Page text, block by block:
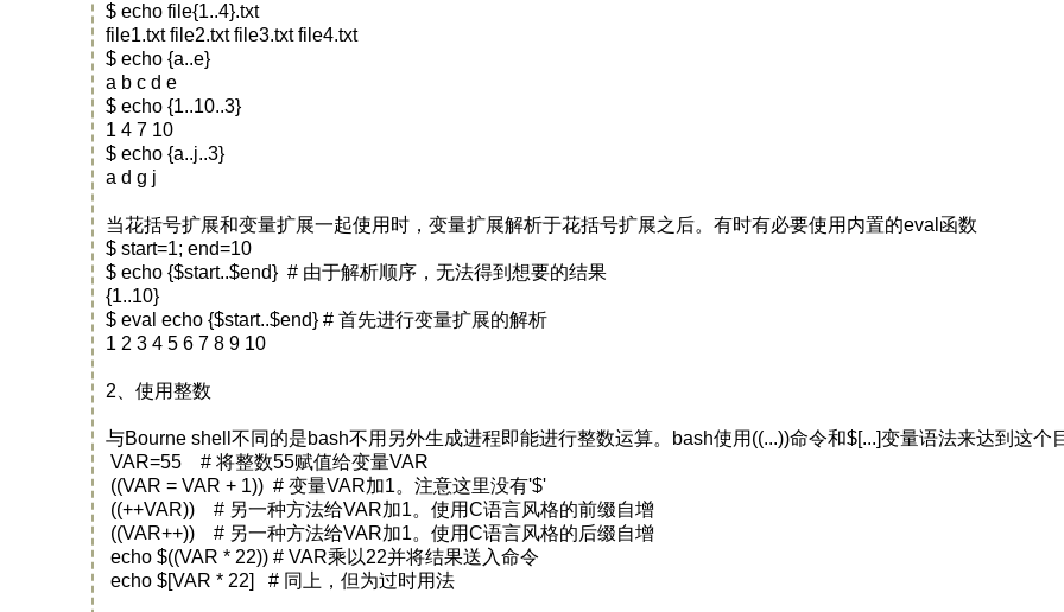
$ echo file{1..4}.txt
file1.txt file2.txt file3.txt file4.txt
$ echo {a..e}
a b c d e
$ echo {1..10..3}
1 4 7 10
$ echo {a..j..3}
a d g j
当花括号扩展和变量扩展一起使用时，变量扩展解析于花括号扩展之后。有时有必要使用内置的eval函数
$ start=1; end=10
$ echo {$start..$end} # 由于解析顺序，无法得到想要的结果
{1..10}
$ eval echo {$start..$end} # 首先进行变量扩展的解析
1 2 3 4 5 6 7 8 9 10
2、使用整数
与Bourne shell不同的是bash不用另外生成进程即能进行整数运算。bash使用((...))命令和$[...]变量语法来达到这个
VAR=55 # 将整数55赋值给变量VAR
((VAR = VAR + 1)) # 变量VAR加1。注意这里没有'$'
((++VAR)) # 另一种方法给VAR加1。使用C语言风格的前缀自增
((VAR++)) # 另一种方法给VAR加1。使用C语言风格的后缀自增
echo $((VAR * 22)) # VAR乘以22并将结果送入命令
echo $[VAR * 22] # 同上，但为过时用法